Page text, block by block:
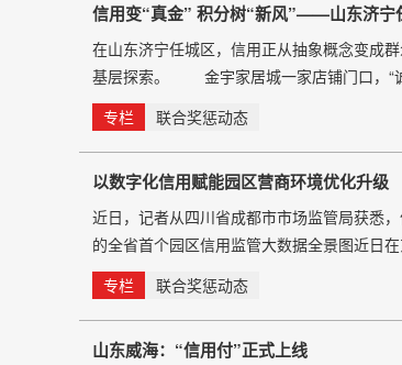
信用变“真金” 积分树“新风”——山东济宁
在山东济宁任城区，信用正从抽象概念变成
基层探索。 金宇家居城一家店铺门口，“诚
笑着说。金城街道新华社区，居民张大妈用
专栏 联合奖惩动态
以数字化信用赋能园区营商环境优化升级
近日，记者从四川省成都市市场监管局获悉
的全省首个园区信用监管大数据全景图近日
字化信用赋能产业转型升级，为园区数字
全、人工研判精准度不足等痛点，成都市市场
专栏 联合奖惩动态
山东威海：“信用付”正式上线